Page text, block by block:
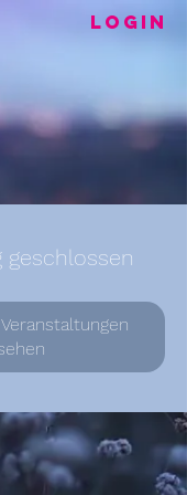
LogIN
geschlossen